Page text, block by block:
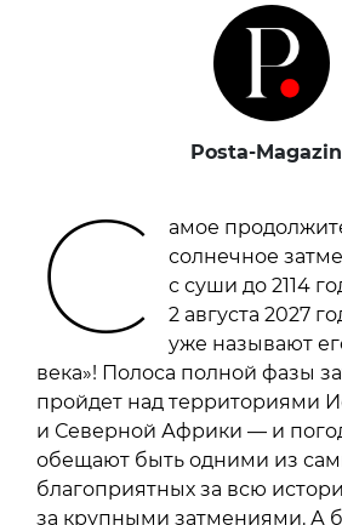
Posta-
С
амое
солнечное
с суши до 2114
2 августа 2027
уже называют
века»! Полоса полной фазы
пройдет над территориями
и Северной Африки — и
обещают быть одними из
благоприятных за всю
за крупными затмениями. А